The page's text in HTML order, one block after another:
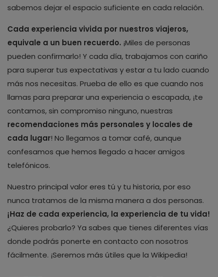
sabemos dejar el espacio suficiente en cada relación.
Cada experiencia vivida por nuestros viajeros,
equivale a un buen recuerdo. ¡Miles de personas
pueden confirmarlo! Y cada día, trabajamos con cariño
para superar tus expectativas y estar a tu lado cuando
más nos necesitas. Prueba de ello es que cuando nos
llamas para preparar una experiencia o escapada, ¡te
contamos, sin compromiso ninguno, nuestras
recomendaciones más personales y locales de
cada lugar! No llegamos a tomar café, aunque
confesamos que hemos llegado a hacer amigos
telefónicos.
Nuestro principal valor eres tú y tu historia, por eso
nunca tratamos de la misma manera a dos personas.
¡Haz de cada experiencia, la experiencia de tu vida!
¿Quieres probarlo? Ya sabes que tienes diferentes vías
donde podrás ponerte en contacto con nosotros
fácilmente. ¡Seremos más útiles que la Wikipedia!